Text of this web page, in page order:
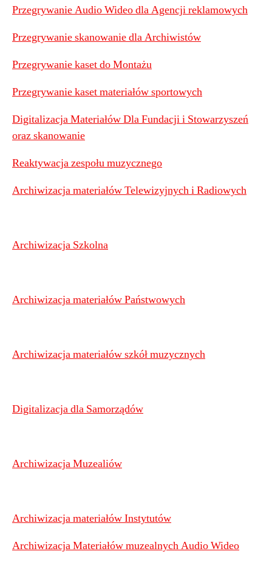
Przegrywanie Audio Wideo dla Agencji reklamowych
Przegrywanie skanowanie dla Archiwistów
Przegrywanie kaset do Montażu
Przegrywanie kaset materiałów sportowych
Digitalizacja Materiałów Dla Fundacji i Stowarzyszeń
oraz skanowanie
Reaktywacja zespołu muzycznego
Archiwizacja materiałów Telewizyjnych i Radiowych
Archiwizacja Szkolna
Archiwizacja materiałów Państwowych
Archiwizacja materiałów szkół muzycznych
Digitalizacja dla Samorządów
Archiwizacja Muzealiów
Archiwizacja materiałów Instytutów
Archiwizacja Materiałów muzealnych Audio Wideo